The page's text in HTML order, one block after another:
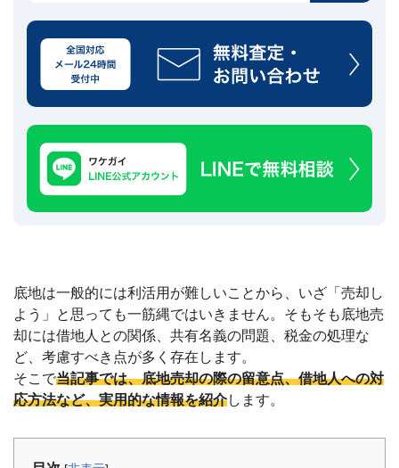
有
分・
空
き
家・
築
不
可
な
ど
📊
件
買
取
実
績
全
国
47
底地は一般的には利活用が難しいことから、いざ「売却し
よう」と思っても一筋縄ではいきません。そもそも底地売
却には借地人との関係、共有名義の問題、税金の処理な
ど、考慮すべき点が多く存在します。
そこで当記事では、底地売却の際の留意点、借地人への対
応方法など、実用的な情報を紹介します。